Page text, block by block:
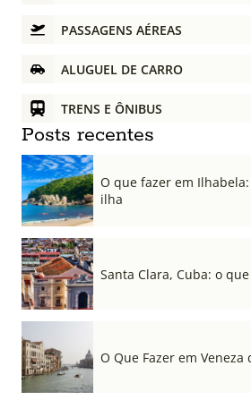
PASSAGENS AÉREAS
ALUGUEL DE CARRO
TRENS E ÔNIBUS
Posts recentes
O que fazer em
ilha
Santa Clara, Cuba: o
O Que Fazer em